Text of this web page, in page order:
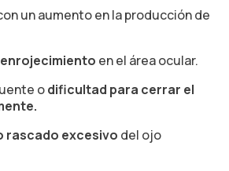
un aumento en la producción de
en el área ocular.
odificultad para cerrar el
rascado excesivo del ojo